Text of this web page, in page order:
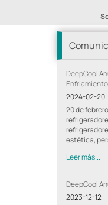
DeepCool
Enfriamiento
2024-02-20
20 de
estética,
Leer más...
DeepCool
2023-12-12